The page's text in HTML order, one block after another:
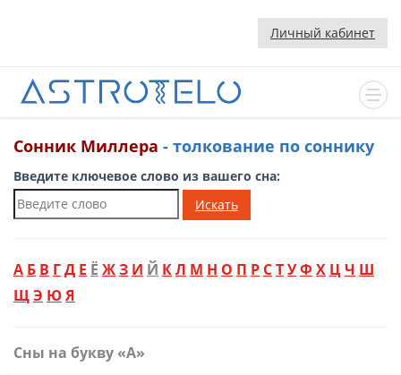
Личный кабинет
Cонник Миллера - толкование по соннику
Введите ключевое слово из вашего сна:
Искать
А Б В ГД Е Ё ЖЗ И Й КЛ М Н О П Р СТУФ Х ЦЧ Ш
ЩЭ ЮЯ
Сны на букву «А»